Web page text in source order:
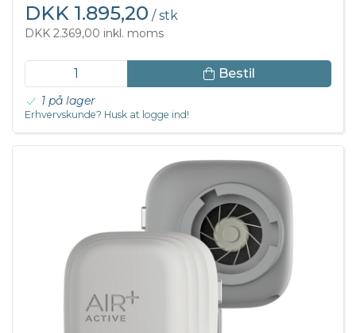
DKK 1.895,20 / stk
DKK 2.369,00 inkl. moms
Bestil
1 på lager
Erhvervskunde? Husk at logge ind!